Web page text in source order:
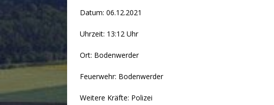
Datum: 06.12.2021
Uhrzeit: 13:12 Uhr
Ort: Bodenwerder
Feuerwehr: Bodenwerder
Weitere Kräfte: Polizei